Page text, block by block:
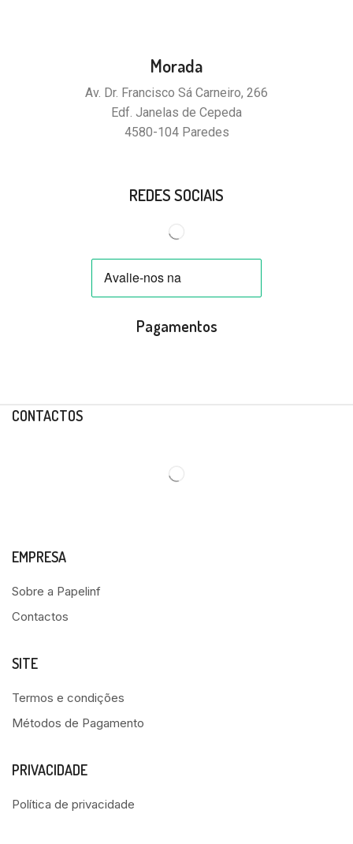
Morada
Av. Dr. Francisco Sá Carneiro, 266
Edf. Janelas de Cepeda
4580-104 Paredes
REDES SOCIAIS
Pagamentos
CONTACTOS
EMPRESA
Sobre a Papelinf
Contactos
SITE
Termos e condições
Métodos de Pagamento
PRIVACIDADE
Política de privacidade